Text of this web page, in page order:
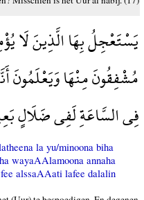
يَسْتَعْجِلُ بِهَا الَّذِينَ لَا
مُشْفِقُونَ مِنْهَا وَيَعْلَمُونَ
فِي السَّاعَةِ لَفِي ضَلَالٍ
la yu/minoona biha
wayaAAlamoona annaha
alssaAAati lafee dalalin